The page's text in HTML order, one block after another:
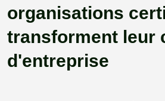
organisations
transforment leur
d'entreprise